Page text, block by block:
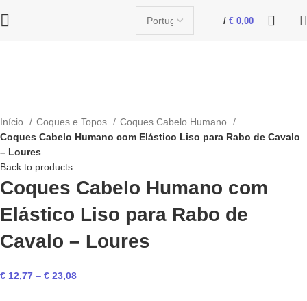
/ € 0,00
Início Coques e Topos
Coques Cabelo Humano
Coques Cabelo Humano com Elástico Liso para Rabo de Cavalo
– Loures
Back to products
Coques Cabelo Humano com
Elástico Liso para Rabo de
Cavalo – Loures
€ 12,77 – € 23,08